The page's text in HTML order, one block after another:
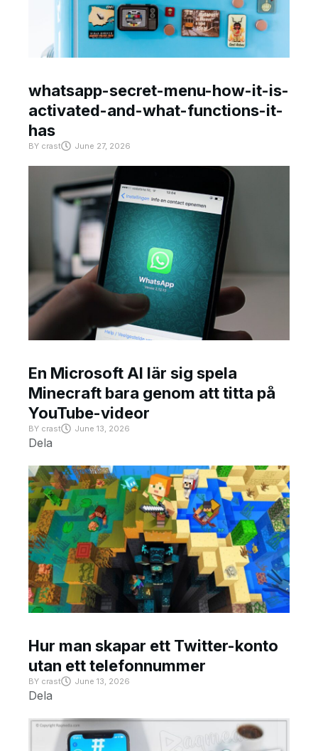
whatsapp-secret-menu-how-it-is-
activated-and-what-functions-it-
has
BY crast June 27, 2026
En Microsoft AI lär sig spela
Minecraft bara genom att titta på
YouTube-videor
BY crast June 13, 2026
Dela
Hur man skapar ett Twitter-konto
utan ett telefonnummer
BY crast June 13, 2026
Dela